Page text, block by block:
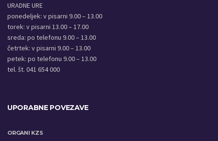
URADNE URE
ponedeljek: v pisarni 9.00 – 13.00
torek: v pisarni 13.00 – 17.00
sreda: po telefonu 9.00 – 13.00
četrtek: v pisarni 9.00 – 13.00
petek: po telefonu 9.00 – 13.00
tel. št. 041 654 000
UPORABNE POVEZAVE
ORGANI KZS